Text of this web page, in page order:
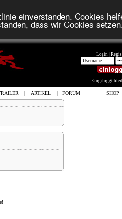
einverstanden. Cookies
dass wir Cookies
| ARTIKEL | FORUM SHOP
Login |
Eingeloggt